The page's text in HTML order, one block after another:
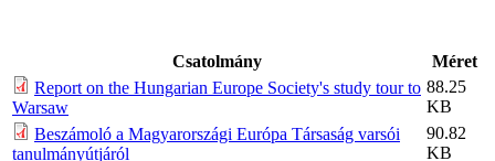
Csatolmány
Méret
Report on the Hungarian Europe Society's study tour to
Warsaw
88.25
KB
Beszámoló a Magyarországi Európa Társaság varsói
tanulmányútjáról
90.82
KB